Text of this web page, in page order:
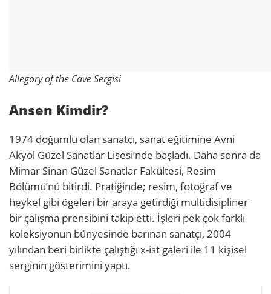
Allegory of the Cave Sergisi
Ansen Kimdir?
1974 doğumlu olan sanatçı, sanat eğitimine Avni
Akyol Güzel Sanatlar Lisesi’nde başladı. Daha sonra da
Mimar Sinan Güzel Sanatlar Fakültesi, Resim
Bölümü’nü bitirdi. Pratiğinde; resim, fotoğraf ve
heykel gibi ögeleri bir araya getirdiği multidisipliner
bir çalışma prensibini takip etti. İşleri pek çok farklı
koleksiyonun bünyesinde barınan sanatçı, 2004
yılından beri birlikte çalıştığı x-ist galeri ile 11 kişisel
serginin gösterimini yaptı.